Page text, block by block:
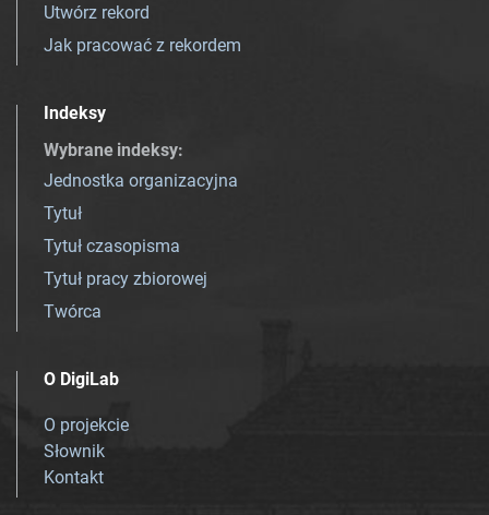
Utwórz rekord
Jak pracować z rekordem
Indeksy
Wybrane indeksy:
Jednostka organizacyjna
Tytuł
Tytuł czasopisma
Tytuł pracy zbiorowej
Twórca
O DigiLab
O projekcie
Słownik
Kontakt